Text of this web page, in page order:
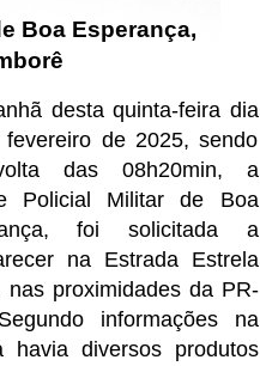
Boa Esperança,
desta quinta-feira dia
de 2025, sendo
das 08h20min, a
Policial Militar de Boa
foi solicitada a
na Estrada Estrela
nas proximidades da PR-
Segundo informações na
diversos produtos